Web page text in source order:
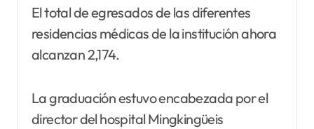
El total de egresados de las diferentes
residencias médicas de la institución ahora
alcanzan 2,174.
La graduación estuvo encabezada por el
director del hospital Mingkingüeis